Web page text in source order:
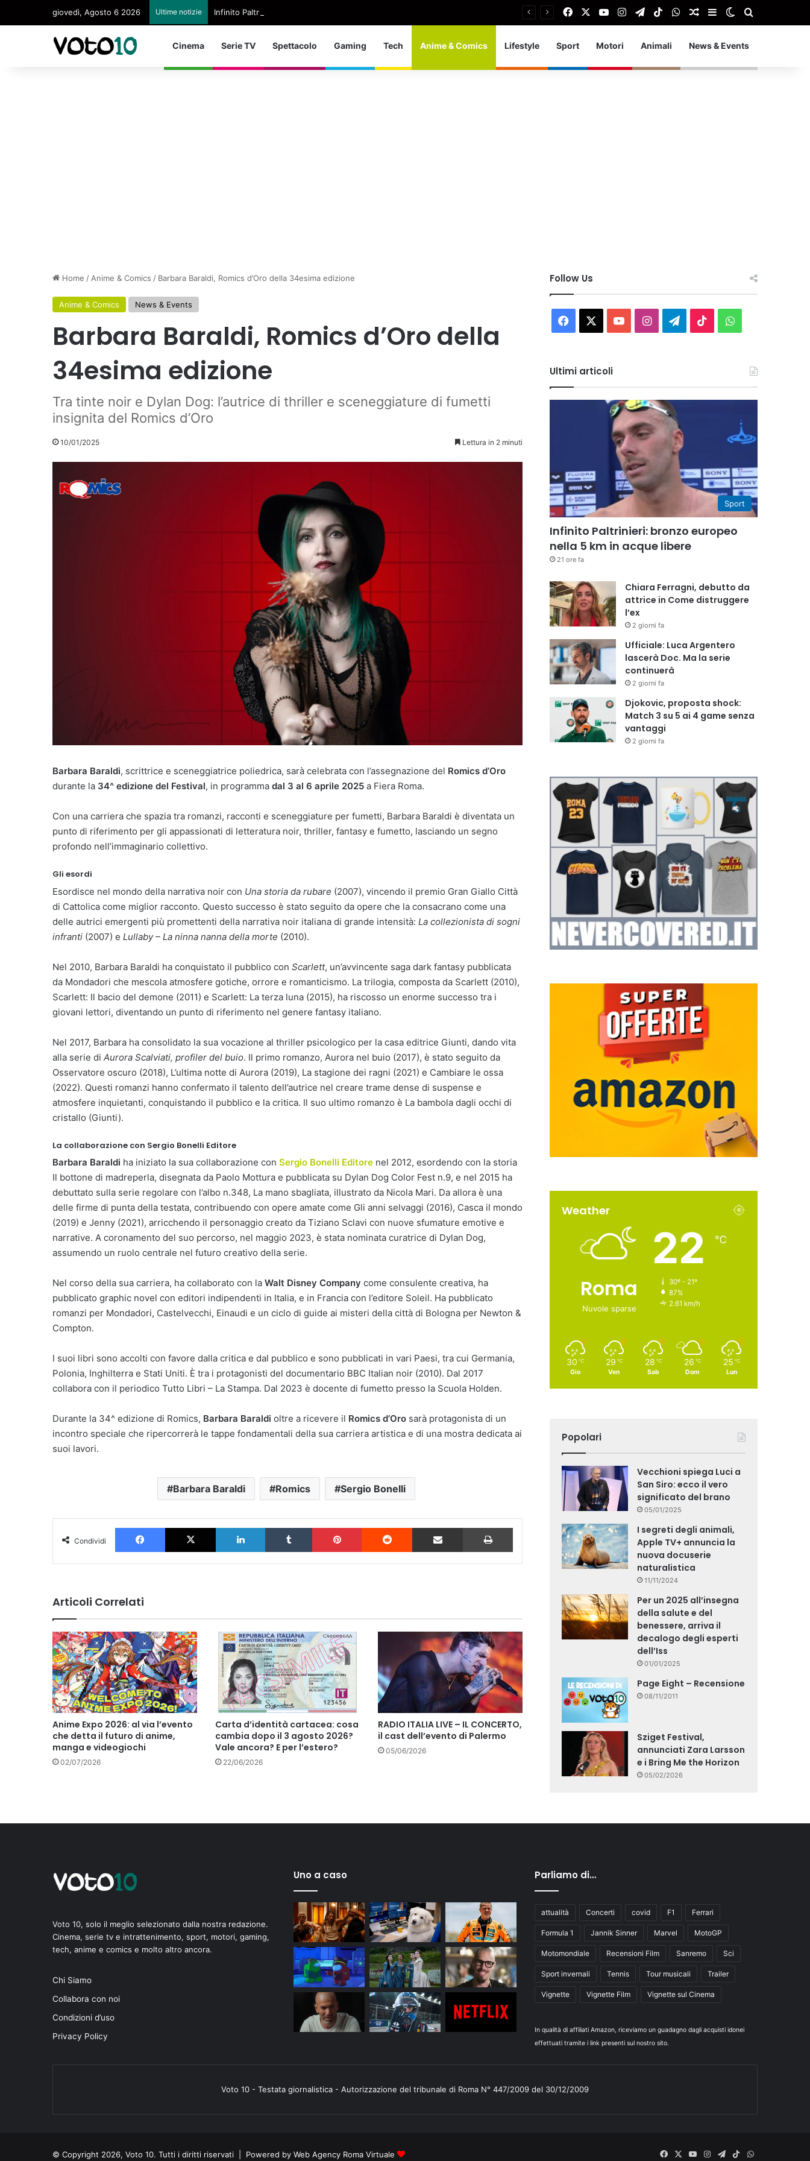
giovedì, Agosto 6 2026 Ultime notizie Infinito Paltrinieri: bronzo europeo nella 5 km in acque libere FacebookYou TubeInstagram
TelegramTikTokWhatsApp
Articolo Random
Barra laterale
Cambia aspetto
Cinema Serie TV Spettacolo Gaming Tech Anime & Comics Lifestyle Sport Motori Animali News & Events
Home / Anime & Comics / Barbara Baraldi, Romics d’Oro della 34esima edizione
Anime & Comics News & Events
Barbara Baraldi, Romics d’Oro della
34esima edizione
Tra tinte noir e Dylan Dog: l’autrice di thriller e sceneggiature di fumetti
insignita del Romics d’Oro
10/01/2025 Lettura in 2 minuti
Barbara Baraldi, scrittrice e sceneggiatrice poliedrica, sarà celebrata con l’assegnazione del Romics d’Oro
durante la 34^ edizione del Festival, in programma dal 3 al 6 aprile 2025 a Fiera Roma.
Con una carriera che spazia tra romanzi, racconti e sceneggiature per fumetti, Barbara Baraldi è diventata un
punto di riferimento per gli appassionati di letteratura noir, thriller, fantasy e fumetto, lasciando un segno
profondo nell’immaginario collettivo.
Gli esordi
Esordisce nel mondo della narrativa noir con Una storia da rubare (2007), vincendo il premio Gran Giallo Città
di Cattolica come miglior racconto. Questo successo è stato seguito da opere che la consacrano come una
delle autrici emergenti più promettenti della narrativa noir italiana di grande intensità: La collezionista di sogni
infranti (2007) e Lullaby – La ninna nanna della morte (2010).
Nel 2010, Barbara Baraldi ha conquistato il pubblico con Scarlett, un’avvincente saga dark fantasy pubblicata
da Mondadori che mescola atmosfere gotiche, orrore e romanticismo. La trilogia, composta da Scarlett (2010),
Scarlett: Il bacio del demone (2011) e Scarlett: La terza luna (2015), ha riscosso un enorme successo tra i
giovani lettori, diventando un punto di riferimento nel genere fantasy italiano.
Nel 2017, Barbara ha consolidato la sua vocazione al thriller psicologico per la casa editrice Giunti, dando vita
alla serie di Aurora Scalviati, profiler del buio. Il primo romanzo, Aurora nel buio (2017), è stato seguito da
Osservatore oscuro (2018), L’ultima notte di Aurora (2019), La stagione dei ragni (2021) e Cambiare le ossa
(2022). Questi romanzi hanno confermato il talento dell’autrice nel creare trame dense di suspense e
atmosfere inquietanti, conquistando il pubblico e la critica. Il suo ultimo romanzo è La bambola dagli occhi di
cristallo (Giunti).
La collaborazione con Sergio Bonelli Editore
Barbara Baraldi ha iniziato la sua collaborazione con Sergio Bonelli Editore nel 2012, esordendo con la storia
Il bottone di madreperla, disegnata da Paolo Mottura e pubblicata su Dylan Dog Color Fest n.9, e nel 2015 ha
debuttato sulla serie regolare con l’albo n.348, La mano sbagliata, illustrato da Nicola Mari. Da allora è una
delle firme di punta della testata, contribuendo con opere amate come Gli anni selvaggi (2016), Casca il mondo
(2019) e Jenny (2021), arricchendo il personaggio creato da Tiziano Sclavi con nuove sfumature emotive e
narrative. A coronamento del suo percorso, nel maggio 2023, è stata nominata curatrice di Dylan Dog,
assumendo un ruolo centrale nel futuro creativo della serie.
Nel corso della sua carriera, ha collaborato con la Walt Disney Company come consulente creativa, ha
pubblicato graphic novel con editori indipendenti in Italia, e in Francia con l’editore Soleil. Ha pubblicato
romanzi per Mondadori, Castelvecchi, Einaudi e un ciclo di guide ai misteri della città di Bologna per Newton &
Compton.
I suoi libri sono accolti con favore dalla critica e dal pubblico e sono pubblicati in vari Paesi, tra cui Germania,
Polonia, Inghilterra e Stati Uniti. È tra i protagonisti del documentario BBC Italian noir (2010). Dal 2017
collabora con il periodico Tutto Libri – La Stampa. Dal 2023 è docente di fumetto presso la Scuola Holden.
Durante la 34^ edizione di Romics, Barbara Baraldi oltre a ricevere il Romics d’Oro sarà protagonista di un
incontro speciale che ripercorrerà le tappe fondamentali della sua carriera artistica e di una mostra dedicata ai
suoi lavori.
Barbara Baraldi Romics Sergio Bonelli
Condividi
Facebook X LinkedIn Tumblr Pinterest Reddit Condividi via Email Stampa
Articoli Correlati
Anime Expo 2026: al via l’evento
che detta il futuro di anime,
manga e videogiochi
02/07/2026
Carta d’identità cartacea: cosa
cambia dopo il 3 agosto 2026?
Vale ancora? E per l’estero?
22/06/2026
RADIO ITALIA LIVE – IL CONCERTO,
il cast dell’evento di Palermo
05/06/2026
Follow Us
Facebook You InstagramTelegram
TikTokWhatsApp
Ultimi articoli
Sport
Infinito Paltrinieri: bronzo europeo
nella 5 km in acque libere
21 ore fa
Chiara Ferragni, debutto da
attrice in Come distruggere
l’ex
2 giorni fa
Ufficiale: Luca Argentero
lascerà Doc. Ma la serie
continuerà
2 giorni fa
Djokovic, proposta shock:
Match 3 su 5 ai 4 game senza
vantaggi
2 giorni fa
Weather
Roma
Nuvole sparse
22 ℃
30º - 21º
87%
2.61 km/h
30 ℃
Gio
29 ℃
Ven
28 ℃
Sab
26 ℃
Dom
25 ℃
Lun
Popolari
Vecchioni spiega Luci a
San Siro: ecco il vero
significato del brano
05/01/2025
I segreti degli animali,
Apple TV+ annuncia la
nuova docuserie
naturalistica
11/11/2024
Per un 2025 all’insegna
della salute e del
benessere, arriva il
decalogo degli esperti
dell’Iss
01/01/2025
Page Eight – Recensione
08/11/2011
Sziget Festival,
annunciati Zara Larsson
e i Bring Me the Horizon
05/02/2026
Voto 10, solo il meglio selezionato dalla nostra redazione.
Cinema, serie tv e intrattenimento, sport, motori, gaming,
tech, anime e comics e molto altro ancora.
Chi Siamo
Collabora con noi
Condizioni d’uso
Privacy Policy
Uno a caso Parliamo di…
attualità Concerti covid F1 Ferrari
Formula 1 Jannik Sinner Marvel MotoGP
Motomondiale Recensioni Film Sanremo Sci
Sport invernali Tennis Tour musicali Trailer
Vignette Vignette Film Vignette sul Cinema
In qualità di affiliati Amazon, riceviamo un guadagno dagli acquisti idonei
effettuati tramite i link presenti sul nostro sito.
Voto 10 - Testata giornalistica - Autorizzazione del tribunale di Roma N° 447/2009 del 30/12/2009
© Copyright 2026, Voto 10. Tutti i diritti riservati | Powered by Web Agency Roma Virtuale Facebook
X YouInstagram
Telegram
TikTokWhatsApp